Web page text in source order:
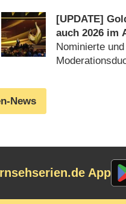
‚Stillen Nacht‘“
(05.08.2026)
[UPDATE]
auch 2026 im
Nominierte und
News
App